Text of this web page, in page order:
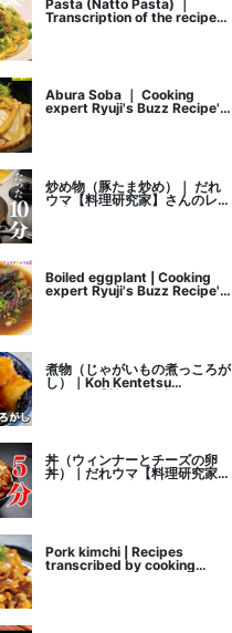
Pasta (Natto Pasta) ｜
Transcription of the recipe
by Ryuji's buzz recipe, a
Abura Soba ｜ Cooking
expert Ryuji's Buzz Recipe's
炒め物（豚たま炒め）｜ だれ
ウマ【料理研究家】さんのレシ
ピ書き起こし
Boiled eggplant | Cooking
expert Ryuji's Buzz Recipe's
煮物（じゃがいもの煮っころが
し）｜Koh Kentetsu
Kitchen【料理研究家コウケン
丼（ウィンナーとチーズの卵
丼）｜だれウマ【料理研究家】
Pork kimchi | Recipes
transcribed by cooking
researcher Ryuji's Buzz